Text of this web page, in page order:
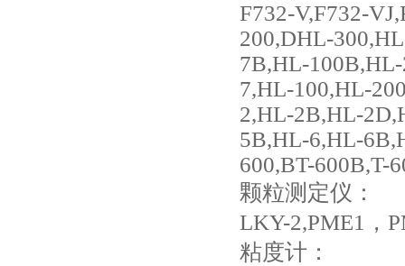
F732-V,F732-
200,DHL-
7B,HL-
7,HL-100,HL-
2,HL-2B,HL-
5B,HL-6,HL-
600,BT-600B,T-
颗粒测定仪：
LKY-2,PME1 ，
粘度计：